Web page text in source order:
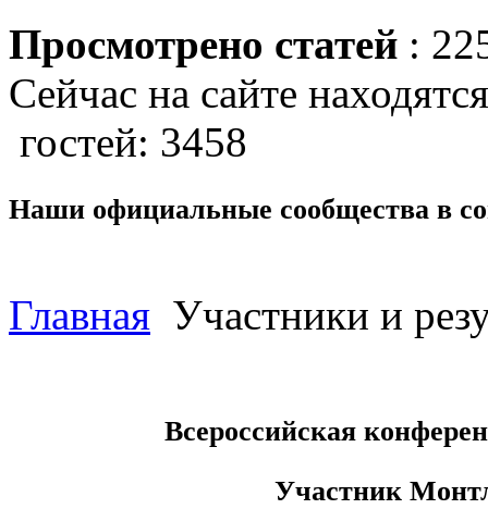
Просмотрено статей :
Сейчас на сайте
гостей: 3458
Наши официальные сообщества в
Главная Участники и
Всероссийская
Участник